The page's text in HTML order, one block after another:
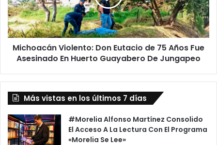
75
Años
Fue
Asesinado
En
Huerto
Michoacán Violento: Don Eutacio de 75 Años Fue
Asesinado En Huerto Guayabero De Jungapeo
Más vistas en los últimos 7 días
#Morelia Alfonso Martínez Consolido
El Acceso A La Lectura Con El Programa
«Morelia Se Lee»